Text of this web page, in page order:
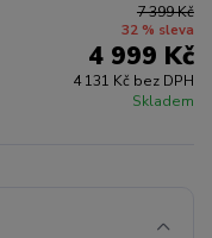
Skladem
7 399 Kč
32 % sleva
4 999 Kč
4 131 Kč bez DPH